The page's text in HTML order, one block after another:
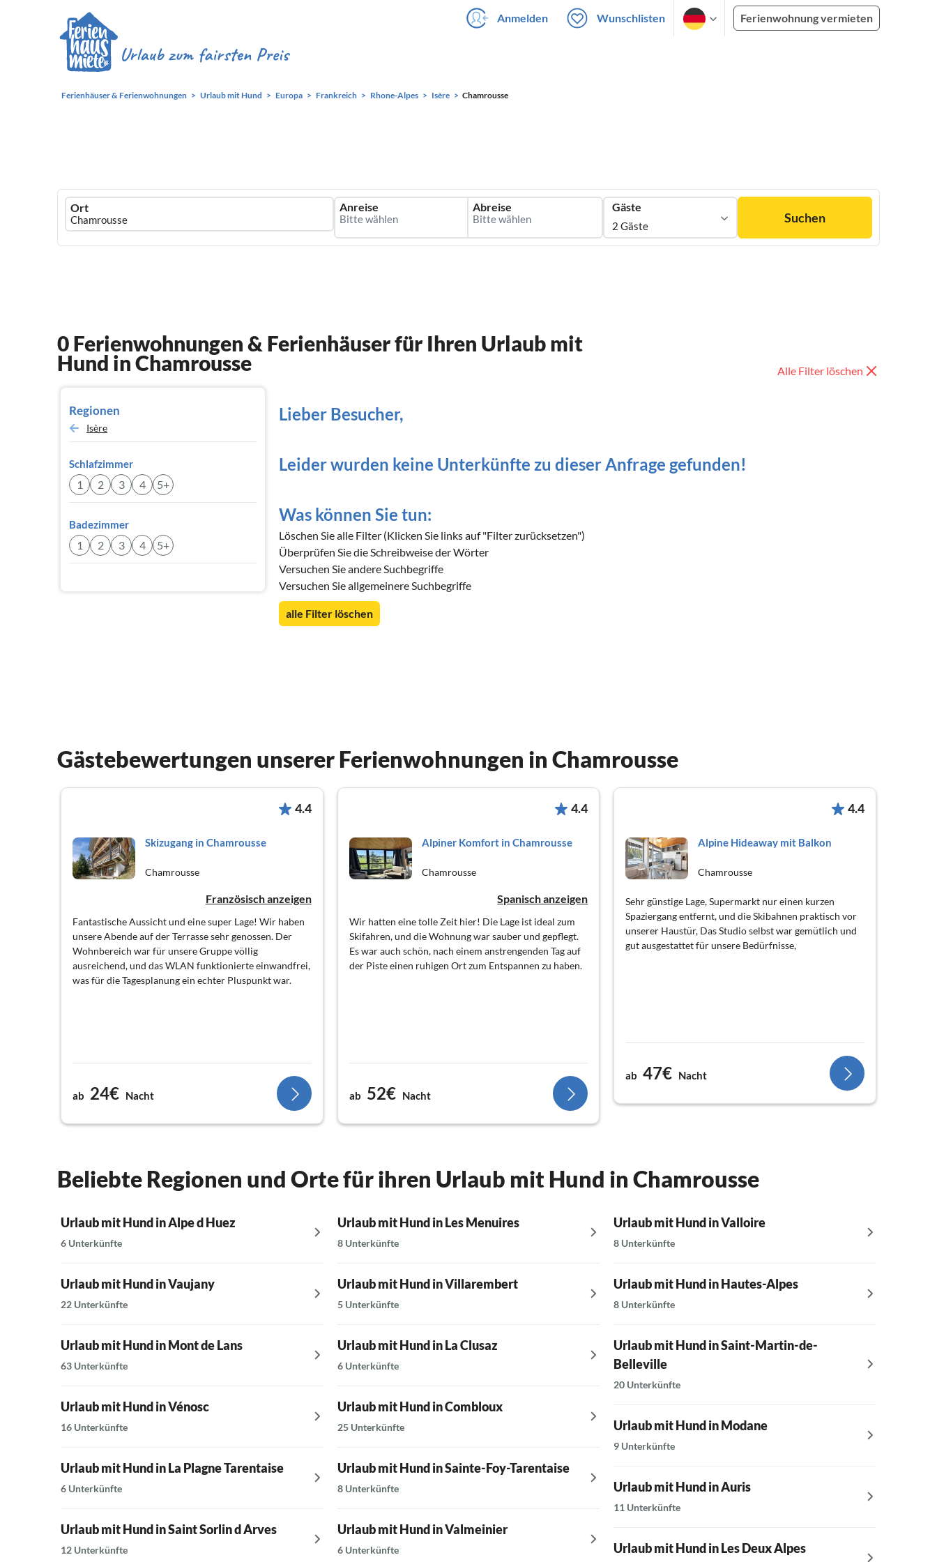
Anmelden Wunschlisten Ferienwohnung vermieten
Ferienhäuser & Ferienwohnungen Urlaub mit Hund Europa Frankreich Rhone-Alpes Isère Chamrousse
Ferienhausmiete
logo
Ort Anreise Abreise Gäste
2 Gäste
Suchen
0 Ferienwohnungen & Ferienhäuser für Ihren Urlaub mit
Hund in Chamrousse Alle Filter löschen
Regionen
Isère
Schlafzimmer
1 2 3 4 5+
Badezimmer
1 2 3 4 5+
Lieber Besucher,
Leider wurden keine Unterkünfte zu dieser Anfrage gefunden!
Was können Sie tun:
Löschen Sie alle Filter (Klicken Sie links auf "Filter zurücksetzen")
Überprüfen Sie die Schreibweise der Wörter
Versuchen Sie andere Suchbegriffe
Versuchen Sie allgemeinere Suchbegriffe
alle Filter löschen
Gästebewertungen unserer Ferienwohnungen in Chamrousse
4.4
Skizugang in Chamrousse
Chamrousse
Französisch anzeigen
Fantastische Aussicht und eine super Lage! Wir haben
unsere Abende auf der Terrasse sehr genossen. Der
Wohnbereich war für unsere Gruppe völlig
ausreichend, und das WLAN funktionierte einwandfrei,
was für die Tagesplanung ein echter Pluspunkt war.
ab 24€ Nacht
4.4
Alpiner Komfort in Chamrousse
Chamrousse
Spanisch anzeigen
Wir hatten eine tolle Zeit hier! Die Lage ist ideal zum
Skifahren, und die Wohnung war sauber und gepflegt.
Es war auch schön, nach einem anstrengenden Tag auf
der Piste einen ruhigen Ort zum Entspannen zu haben.
ab 52€ Nacht
4.4
Alpine Hideaway mit Balkon
Chamrousse
Sehr günstige Lage, Supermarkt nur einen kurzen
Spaziergang entfernt, und die Skibahnen praktisch vor
unserer Haustür, Das Studio selbst war gemütlich und
gut ausgestattet für unsere Bedürfnisse,
ab 47€ Nacht
Beliebte Regionen und Orte für ihren Urlaub mit Hund in Chamrousse
Urlaub mit Hund in Alpe d Huez
6 Unterkünfte
Urlaub mit Hund in Vaujany
22 Unterkünfte
Urlaub mit Hund in Mont de Lans
63 Unterkünfte
Urlaub mit Hund in Vénosc
16 Unterkünfte
Urlaub mit Hund in La Plagne Tarentaise
6 Unterkünfte
Urlaub mit Hund in Saint Sorlin d Arves
12 Unterkünfte
Urlaub mit Hund in Les Menuires
8 Unterkünfte
Urlaub mit Hund in Villarembert
5 Unterkünfte
Urlaub mit Hund in La Clusaz
6 Unterkünfte
Urlaub mit Hund in Combloux
25 Unterkünfte
Urlaub mit Hund in Sainte-Foy-Tarentaise
8 Unterkünfte
Urlaub mit Hund in Valmeinier
6 Unterkünfte
Urlaub mit Hund in Valloire
8 Unterkünfte
Urlaub mit Hund in Hautes-Alpes
8 Unterkünfte
Urlaub mit Hund in Saint-Martin-de-
Belleville
20 Unterkünfte
Urlaub mit Hund in Modane
9 Unterkünfte
Urlaub mit Hund in Auris
11 Unterkünfte
Urlaub mit Hund in Les Deux Alpes